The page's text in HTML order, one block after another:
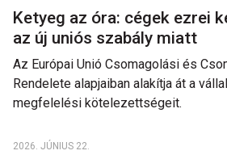
Ketyeg az óra: cégek ezrei
az új uniós szabály miatt
Az Európai Unió Csomagolási és
Rendelete alapjaiban alakítja át a
megfelelési kötelezettségeit.
2026. JÚNIUS 22.